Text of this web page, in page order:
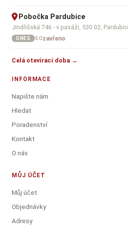
Pobočka Pardubice
Jindřišská 746 - v pasáži, 530 02,
DNES SOzavřeno
Celá otevírací doba →
INFORMACE
Napište nám
Hledat
Poradenství
Kontakt
O nás
MŮJ ÚČET
Můj účet
Objednávky
Adresy